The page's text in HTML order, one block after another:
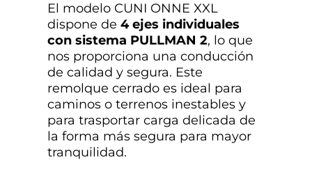
El modelo CUNI ONNE XXL
dispone de 4 ejes individuales
con sistema PULLMAN 2, lo que
nos proporciona una conducción
de calidad y segura. Este
remolque cerrado es ideal para
caminos o terrenos inestables y
para trasportar carga delicada de
la forma más segura para mayor
tranquilidad.